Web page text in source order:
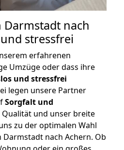
Darmstadt nach
stressfrei
erfahrenen
Umzüge oder dass ihre
und stressfrei
legen unsere Partner
Sorgfalt und
Qualität und unser breite
zu der optimalen Wahl
nach Achern. Ob